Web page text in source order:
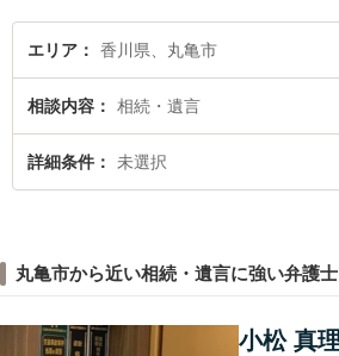
エリア 香川県、丸亀市
相談内容 相続・遺言
詳細条件 未選択
丸亀市から近い相続・遺言に強い弁護士
小松 真理